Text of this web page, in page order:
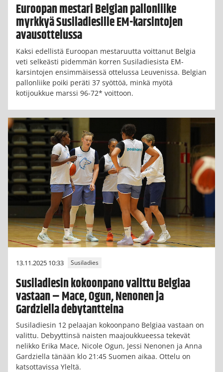
Euroopan mestari Belgian pallonliike
myrkkyä Susiladiesille EM-karsintojen
avausottelussa
Kaksi edellistä Euroopan mestaruutta voittanut Belgia
veti selkeästi pidemmän korren Susiladiesista EM-
karsintojen ensimmäisessä ottelussa Leuvenissa. Belgian
pallonliike poiki peräti 37 syöttöä, minkä myötä
kotijoukkue marssi 96-72* voittoon.
13.11.2025 10:33 Susiladies
Susiladiesin kokoonpano valittu Belgiaa
vastaan – Mace, Ogun, Nenonen ja
Gardziella debytantteina
Susiladiesin 12 pelaajan kokoonpano Belgiaa vastaan on
valittu. Debyyttinsä naisten maajoukkueessa tekevät
nelikko Erika Mace, Nicole Ogun, Jessi Nenonen ja Anna
Gardziella tänään klo 21:45 Suomen aikaa. Ottelu on
katsottavissa Yleltä.